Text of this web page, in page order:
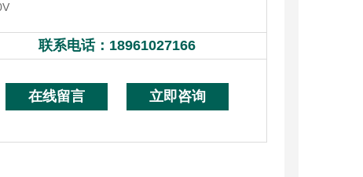
联系电话： 18961027166
在线留言 立即咨询